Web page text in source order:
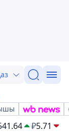
₽5.71